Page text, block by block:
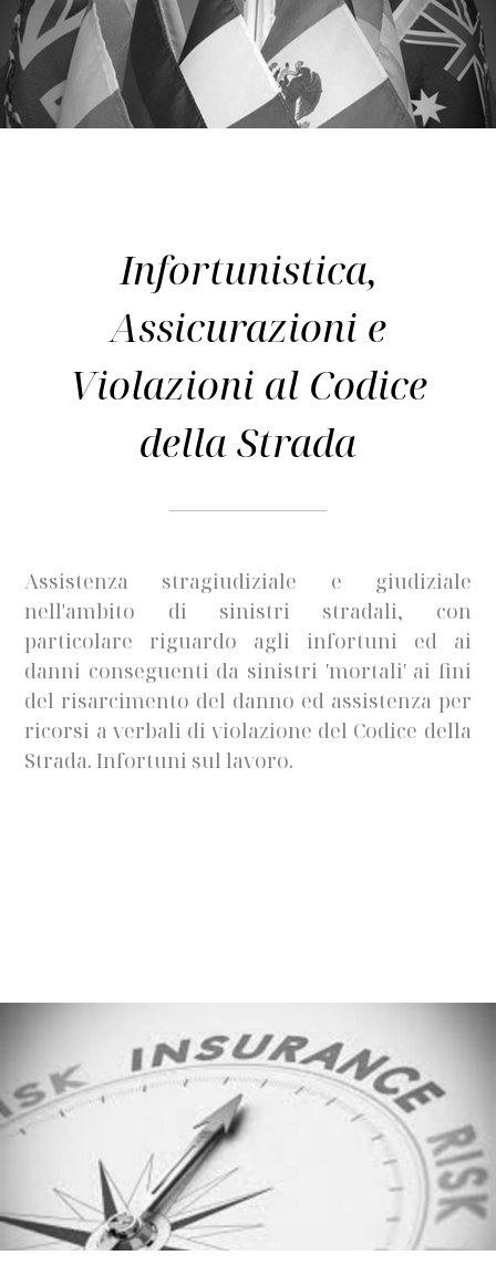
Infortunistica,
Assicurazioni e
Violazioni al Codice
della Strada
Assistenza stragiudiziale e giudiziale
nell'ambito di sinistri stradali, con
particolare riguardo agli infortuni ed ai
danni conseguenti da sinistri ′mortali′ ai fini
del risarcimento del danno ed assistenza per
ricorsi a verbali di violazione del Codice della
Strada. Infortuni sul lavoro.